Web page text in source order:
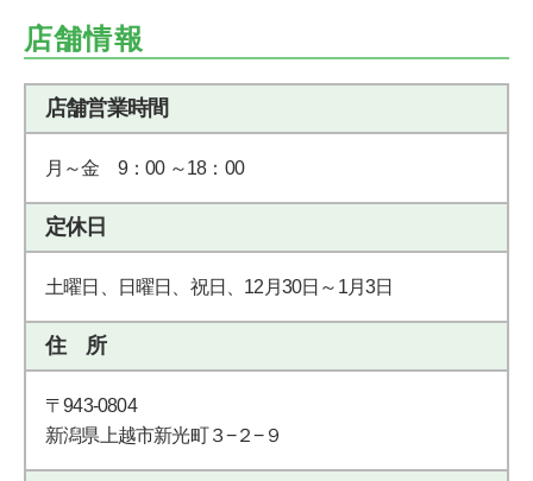
店舗情報
店舗営業時間
月～金 9：00 ～18：00
定休日
土曜日、日曜日、祝日、12月30日～1月3日
住 所
〒943-0804
新潟県上越市新光町３−２−９